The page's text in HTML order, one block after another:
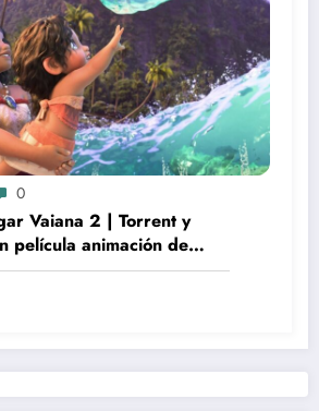
0
Vaiana 2 | Torrent y
película animación de
*****